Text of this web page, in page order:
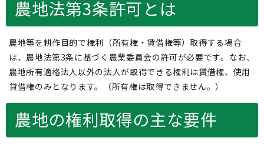
農地法第3条許可とは
農地等を耕作目的で権利（所有権・賃借権等）取得する場合
は、農地法第3条に基づく農業委員会の許可が必要です。なお、
農地所有適格法人以外の法人が取得できる権利は賃借権、使用
貸借権のみとなります。（所有権は取得できません。）
農地の権利取得の主な要件